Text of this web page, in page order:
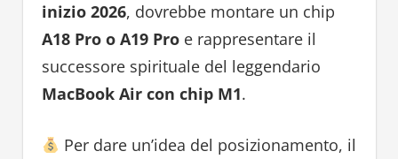
inizio 2026, dovrebbe montare un chip
A18 Pro o A19 Proe rappresentare il
successore spirituale del leggendario
MacBook Air con chip M1.
Per dare un’idea del posizionamento, il